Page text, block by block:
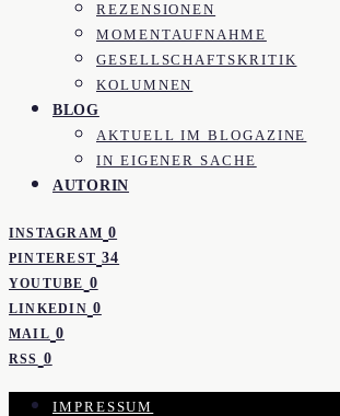
REZENSIONEN
MOMENTAUFNAHME
GESELLSCHAFTSKRITIK
KOLUMNEN
BLOG
AKTUELL IM BLOGAZINE
IN EIGENER SACHE
AUTORIN
INSTAGRAM 0
PINTEREST 34
YOUTUBE 0
LINKEDIN 0
MAIL 0
RSS 0
IMPRESSUM